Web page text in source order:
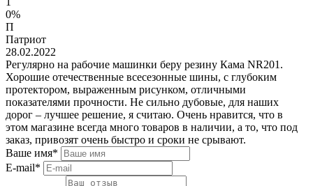
0%
П
Патриот
28.02.2022
Регулярно на рабочие машинки беру резину Кама NR201.
Хорошие отечественные всесезонные шины, с глубоким
протектором, выраженным рисунком, отличными
показателями прочности. Не сильно дубовые, для наших
дорог – лучшее решение, я считаю. Очень нравится, что в
этом магазине всегда много товаров в наличии, а то, что под
заказ, привозят очень быстро и сроки не срывают.
Ваше имя*
E-mail*